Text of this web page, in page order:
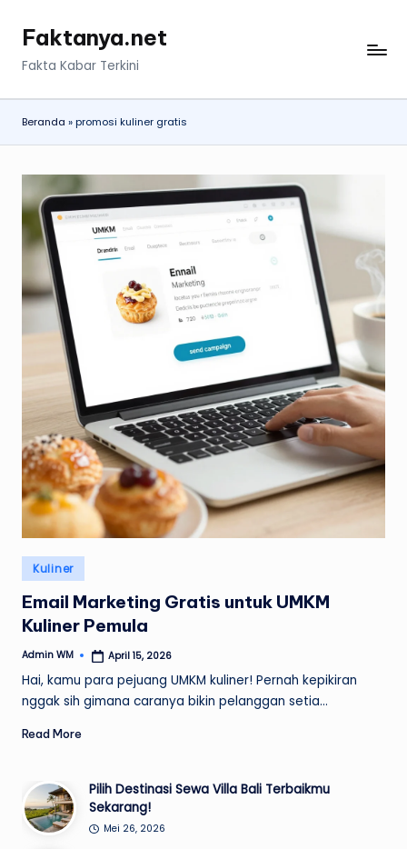
Faktanya.net
Fakta Kabar Terkini
Beranda »promosi kuliner gratis
Posted
in
Kuliner
Email Marketing Gratis untuk UMKM
Kuliner Pemula
Posted
Admin WM April 15, 2026
Hai, kamu para pejuang UMKM kuliner! Pernah kepikiran
nggak sih gimana caranya bikin pelanggan setia…
Read More
Pilih Destinasi Sewa Villa Bali Terbaikmu
Sekarang!
Mei 26, 2026